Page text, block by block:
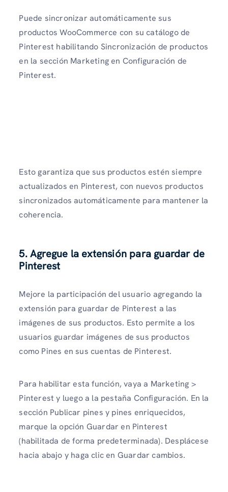
Puede sincronizar automáticamente sus
productos WooCommerce con su catálogo de
Pinterest habilitando Sincronización de productos
en la sección Marketing en Configuración de
Pinterest.
Esto garantiza que sus productos estén siempre
actualizados en Pinterest, con nuevos productos
sincronizados automáticamente para mantener la
coherencia.
5. Agregue la extensión para guardar de
Pinterest
Mejore la participación del usuario agregando la
extensión para guardar de Pinterest a las
imágenes de sus productos. Esto permite a los
usuarios guardar imágenes de sus productos
como Pines en sus cuentas de Pinterest.
Para habilitar esta función, vaya a Marketing >
Pinterest y luego a la pestaña Configuración. En la
sección Publicar pines y pines enriquecidos,
marque la opción Guardar en Pinterest
(habilitada de forma predeterminada). Desplácese
hacia abajo y haga clic en Guardar cambios.